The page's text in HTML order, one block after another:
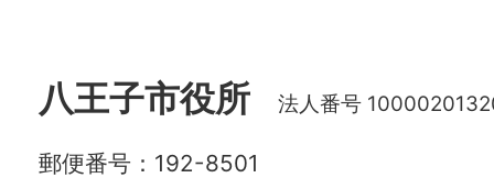
八王子市役所 法人番号
郵便番号：192-8501